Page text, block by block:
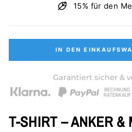
15% für den
IN DEN
T-SHIRT – ANKER &